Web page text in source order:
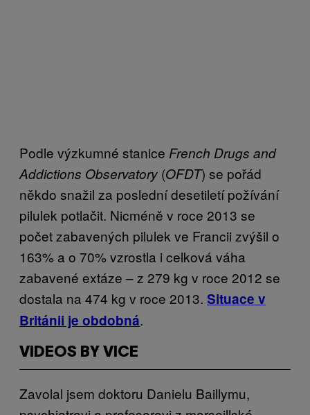
Podle výzkumné stanice French Drugs and
Addictions Observatory (OFDT) se pořád
někdo snažil za poslední desetiletí požívání
pilulek potlačit. Nicméně v roce 2013 se
počet zabavených pilulek ve Francii zvýšil o
163% a o 70% vzrostla i celková váha
zabavené extáze – z 279 kg v roce 2012 se
dostala na 474 kg v roce 2013. Situace v
Británii je obdobná.
VIDEOS BY VICE
Zavolal jsem doktoru Danielu Baillymu,